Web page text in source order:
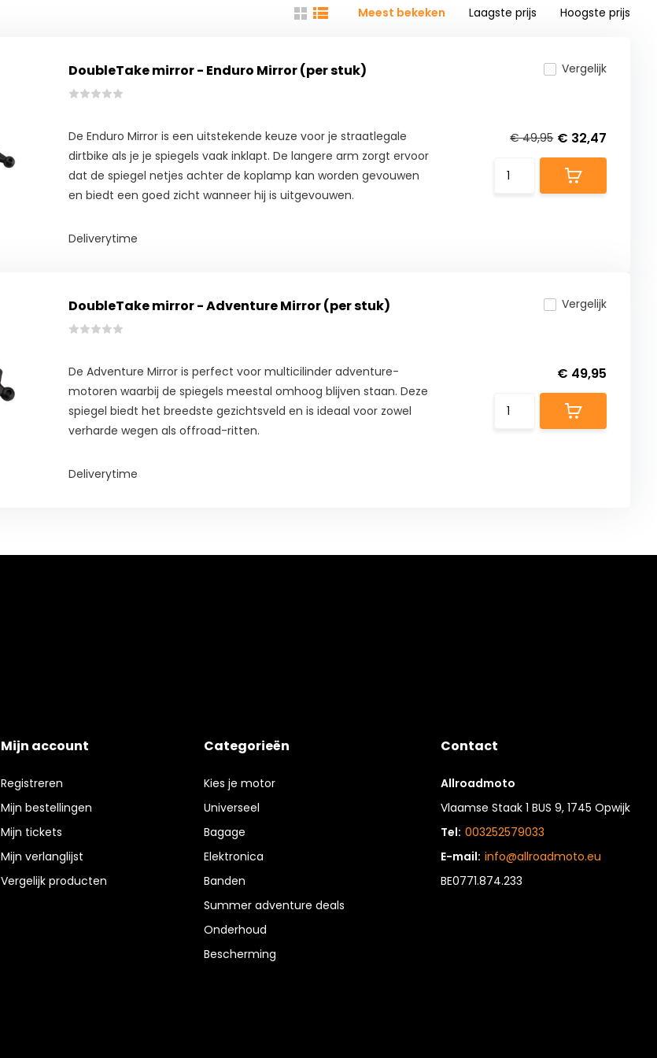
Meest bekeken Laagste prijs Hoogste prijs
DoubleTake mirror - Enduro Mirror (per stuk)
De Enduro Mirror is een uitstekende keuze voor je straatlegale
dirtbike als je je spiegels vaak inklapt. De langere arm zorgt ervoor
dat de spiegel netjes achter de koplamp kan worden gevouwen
en biedt een goed zicht wanneer hij is uitgevouwen.
Deliverytime
Vergelijk
€ 49,95 € 32,47
DoubleTake mirror - Adventure Mirror (per stuk)
De Adventure Mirror is perfect voor multicilinder adventure-
motoren waarbij de spiegels meestal omhoog blijven staan. Deze
spiegel biedt het breedste gezichtsveld en is ideaal voor zowel
verharde wegen als offroad-ritten.
Deliverytime
Vergelijk
€ 49,95
Mijn account
Registreren
Mijn bestellingen
Mijn tickets
Mijn verlanglijst
Vergelijk producten
Categorieën
Kies je motor
Universeel
Bagage
Elektronica
Banden
Summer adventure deals
Onderhoud
Bescherming
Contact
Allroadmoto
Vlaamse Staak 1 BUS 9, 1745 Opwijk
Tel: 003252579033
E-mail: info@allroadmoto.eu
BE0771.874.233